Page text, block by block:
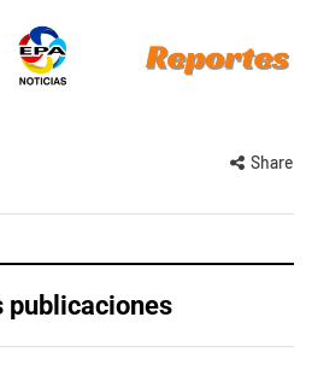
Share
publicaciones